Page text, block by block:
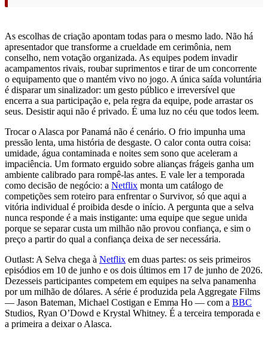
As escolhas de criação apontam todas para o mesmo lado. Não há
apresentador que transforme a crueldade em cerimônia, nem
conselho, nem votação organizada. As equipes podem invadir
acampamentos rivais, roubar suprimentos e tirar de um concorrente
o equipamento que o mantém vivo no jogo. A única saída voluntária
é disparar um sinalizador: um gesto público e irreversível que
encerra a sua participação e, pela regra da equipe, pode arrastar os
seus. Desistir aqui não é privado. É uma luz no céu que todos leem.
Trocar o Alasca por Panamá não é cenário. O frio impunha uma
pressão lenta, uma história de desgaste. O calor conta outra coisa:
umidade, água contaminada e noites sem sono que aceleram a
impaciência. Um formato erguido sobre alianças frágeis ganha um
ambiente calibrado para rompê-las antes. E vale ler a temporada
como decisão de negócio: a Netflix monta um catálogo de
competições sem roteiro para enfrentar o Survivor, só que aqui a
vitória individual é proibida desde o início. A pergunta que a selva
nunca responde é a mais instigante: uma equipe que segue unida
porque se separar custa um milhão não provou confiança, e sim o
preço a partir do qual a confiança deixa de ser necessária.
Outlast: A Selva chega à Netflix em duas partes: os seis primeiros
episódios em 10 de junho e os dois últimos em 17 de junho de 2026.
Dezesseis participantes competem em equipes na selva panamenha
por um milhão de dólares. A série é produzida pela Aggregate Films
— Jason Bateman, Michael Costigan e Emma Ho — com a BBC
Studios, Ryan O’Dowd e Krystal Whitney. É a terceira temporada e
a primeira a deixar o Alasca.